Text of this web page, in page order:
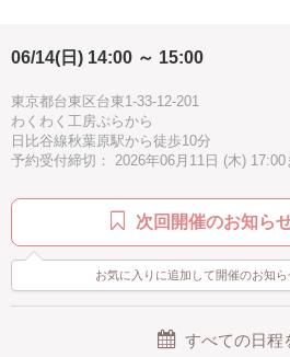
≪おすすめポイント≫
ボールペンの色を選んだり、中にいれるシ
≪推奨レベル ー 小学生以上≫
初心者、お一人様でも安心してご参加くだ
小学生は保護者同伴でご参加できます(お子
≪シーグラスとは？≫
シーグラスとは、もともとは人工物である
け海の中で波にもまれ、角がとれて丸くな
になったものです。
06/14(日) 14:00 ～ 15:00
東京都台東区台東1-33-12-201
わくわく工房ぷらから
日比谷線秋葉原駅から徒歩10分
予約受付締切： 2026年06月11日 (木) 17:00
次回開催のお知ら
お気に入りに追加して開催のお知
すべての日程